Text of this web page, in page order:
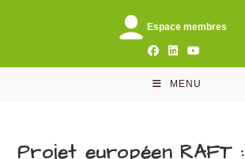
Espace membres
MENU
Projet européen RAFT :